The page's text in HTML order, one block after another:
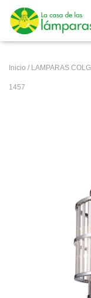
Inicio / LAMPARAS
1457